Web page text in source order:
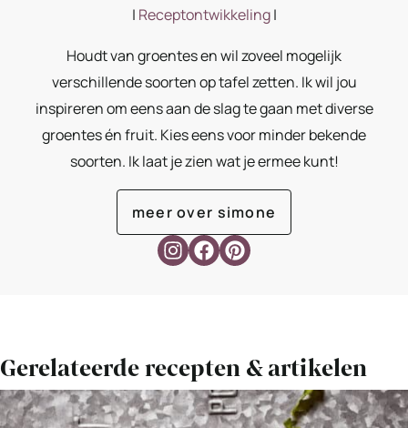
| Receptontwikkeling|
Houdt van groentes en wil zoveel mogelijk
verschillende soorten op tafel zetten. Ik wil jou
inspireren om eens aan de slag te gaan met diverse
groentes én fruit. Kies eens voor minder bekende
soorten. Ik laat je zien wat je ermee kunt!
meer over simone
Gerelateerde recepten & artikelen
Bekijk